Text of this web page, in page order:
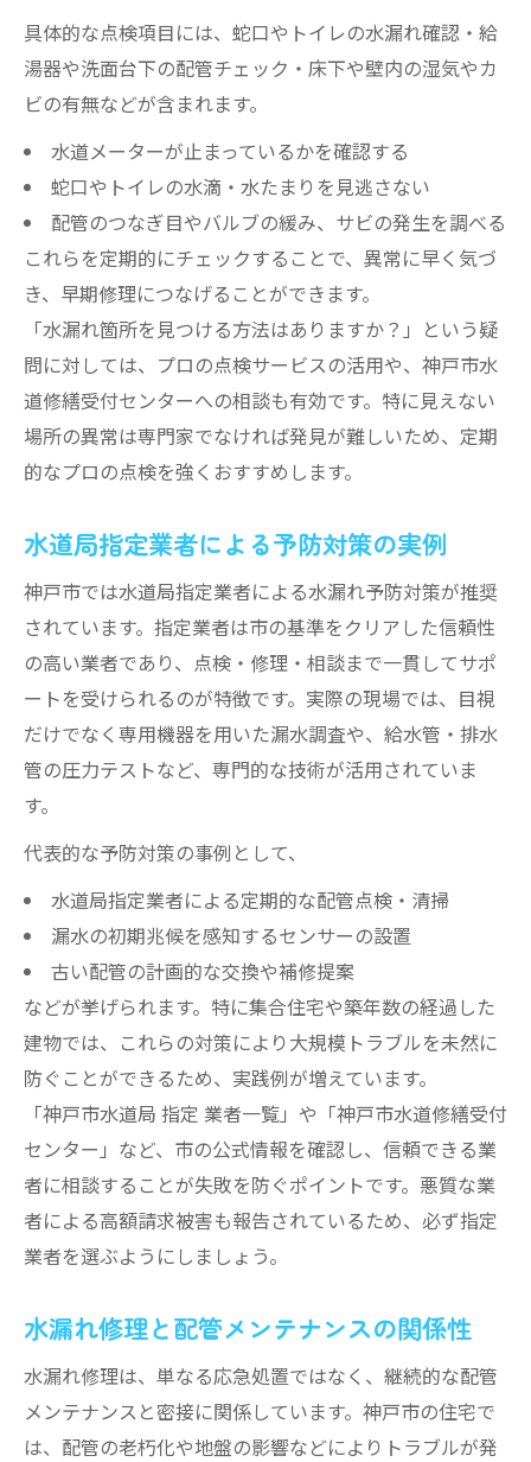
具体的な点検項目には、蛇口やトイレの水漏れ確認・給
湯器や洗面台下の配管チェック・床下や壁内の湿気やカ
ビの有無などが含まれます。
水道メーターが止まっているかを確認する
蛇口やトイレの水滴・水たまりを見逃さない
配管のつなぎ目やバルブの緩み、サビの発生を調べる
これらを定期的にチェックすることで、異常に早く気づ
き、早期修理につなげることができます。
「水漏れ箇所を見つける方法はありますか？」という疑
問に対しては、プロの点検サービスの活用や、神戸市水
道修繕受付センターへの相談も有効です。特に見えない
場所の異常は専門家でなければ発見が難しいため、定期
的なプロの点検を強くおすすめします。
水道局指定業者による予防対策の実例
神戸市では水道局指定業者による水漏れ予防対策が推奨
されています。指定業者は市の基準をクリアした信頼性
の高い業者であり、点検・修理・相談まで一貫してサポ
ートを受けられるのが特徴です。実際の現場では、目視
だけでなく専用機器を用いた漏水調査や、給水管・排水
管の圧力テストなど、専門的な技術が活用されていま
す。
代表的な予防対策の事例として、
水道局指定業者による定期的な配管点検・清掃
漏水の初期兆候を感知するセンサーの設置
古い配管の計画的な交換や補修提案
などが挙げられます。特に集合住宅や築年数の経過した
建物では、これらの対策により大規模トラブルを未然に
防ぐことができるため、実践例が増えています。
「神戸市水道局 指定 業者一覧」や「神戸市水道修繕受付
センター」など、市の公式情報を確認し、信頼できる業
者に相談することが失敗を防ぐポイントです。悪質な業
者による高額請求被害も報告されているため、必ず指定
業者を選ぶようにしましょう。
水漏れ修理と配管メンテナンスの関係性
水漏れ修理は、単なる応急処置ではなく、継続的な配管
メンテナンスと密接に関係しています。神戸市の住宅で
は、配管の老朽化や地盤の影響などによりトラブルが発